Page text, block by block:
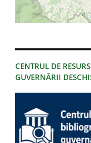
CENTRUL DE
GUVERNĂRII